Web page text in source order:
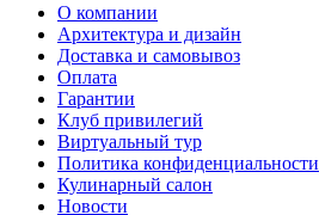
О компании
Архитектура и дизайн
Доставка и самовывоз
Оплата
Гарантии
Клуб привилегий
Виртуальный тур
Политика конфиденциальности
Кулинарный салон
Новости